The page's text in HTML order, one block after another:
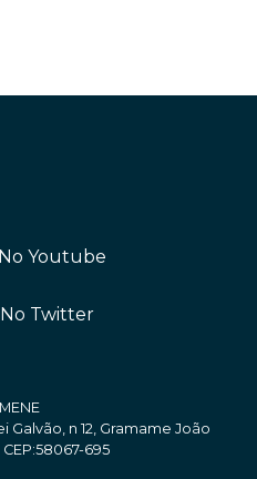
No Youtube
No Twitter
Galvão, n 12, Gramame João
695